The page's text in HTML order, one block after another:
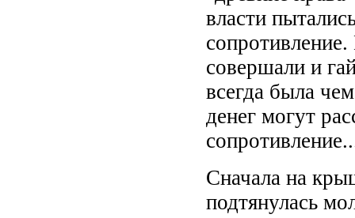
власти
совершали и
всегда была
денег могут
Сначала на
подтянулась